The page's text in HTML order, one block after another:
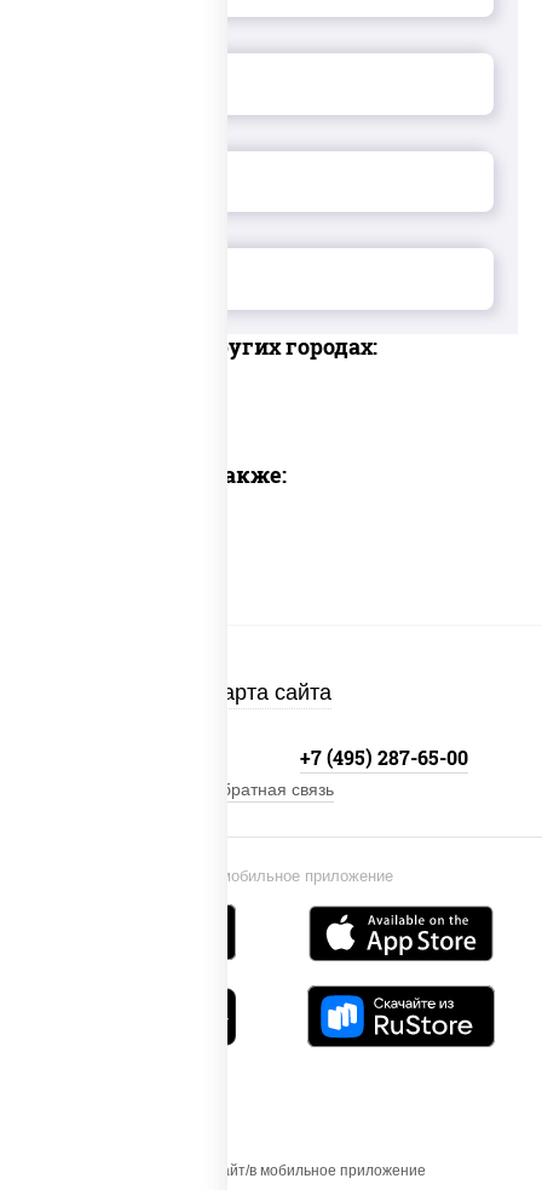
Доставка в других городах:
Предлагаем также:
Карта сайта
Установи мобильное приложение
+7 (495) 287-65-00
Обратная связь
Осуществляя вход на этот Сайт/в мобильное приложение